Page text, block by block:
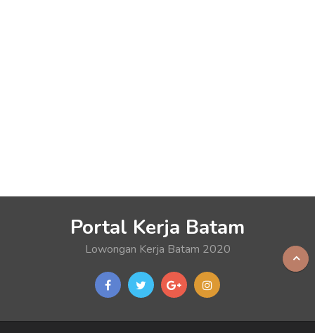
Portal Kerja Batam
Lowongan Kerja Batam 2020